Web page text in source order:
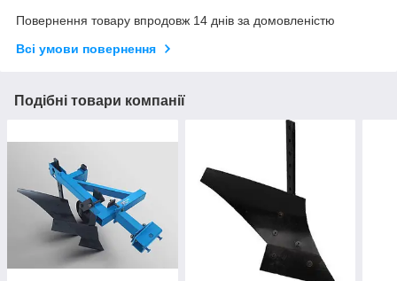
Повернення товару впродовж 14 днів за домовленістю
Всі умови повернення
Подібні товари компанії